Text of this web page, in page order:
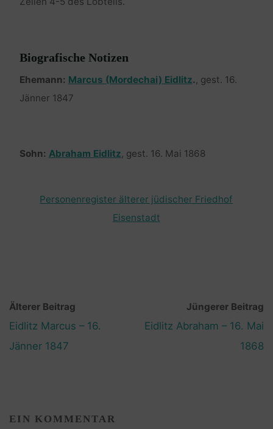
Biografische Notizen
Ehemann: Marcus (Mordechai) Eidlitz. , gest. 16.
Jänner 1847
Sohn: Abraham Eidlitz, gest. 16. Mai 1868
Personenregister älterer jüdischer Friedhof
Eisenstadt
Älterer Beitrag
Eidlitz Marcus – 16.
Jänner 1847
Jüngerer Beitrag
Eidlitz Abraham – 16. Mai
1868
EIN KOMMENTAR